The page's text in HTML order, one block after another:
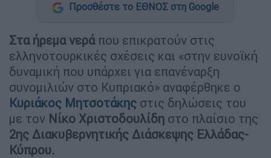
Προσθέστε το ΕΘΝΟΣ στη Google
Στα ήρεμα νεράπου επικρατούν στις
ελληνοτουρκικές σχέσεις και «στην ευνοϊκή
δυναμική που υπάρχει για επανέναρξη
συνομιλιών στο Κυπριακό» αναφέρθηκε ο
Κυριάκος Μητσοτάκης στις δηλώσεις του
με τον Νίκο Χριστοδουλίδη στο πλαίσιο της
2ης Διακυβερνητικής Διάσκεψης Ελλάδας-
Κύπρου.